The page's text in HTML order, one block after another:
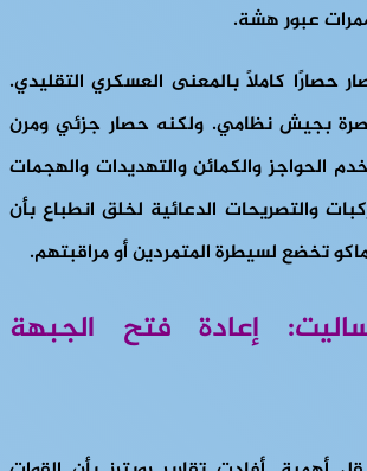
عبور هشة.
حصارًا كاملًا بالمعنى العسكري التقليدي.
بجيش نظامي. ولكنه حصار جزئي ومرن
الحواجز والكمائن والتهديدات والهجمات
والتصريحات الدعائية لخلق انطباع بأن
تخضع لسيطرة المتمردين أو مراقبتهم.
إعادة فتح الجبهة